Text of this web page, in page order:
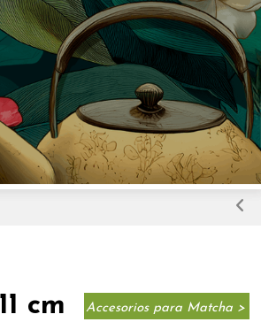
cm Accesorios para Matcha >